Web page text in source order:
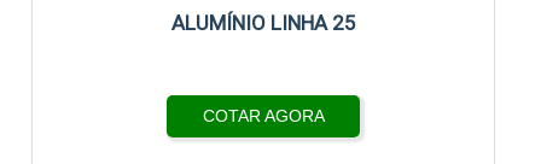
ALUMÍNIO LINHA 25
COTAR AGORA